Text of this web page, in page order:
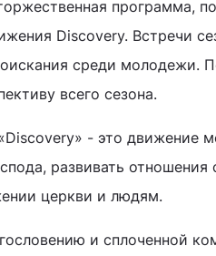
программа,
Discovery. Встречи
среди молодежи.
всего сезона.
- это движение
развивать
церкви и людям.
и сплоченной